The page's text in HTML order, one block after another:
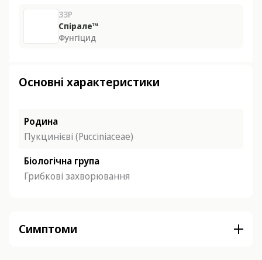
ЗЗР
Спірале™
Фунгіцид
Основні характеристики
Родина
Пукцинієві (Pucciniaceae)
Біологічна група
Грибкові захворювання
Симптоми